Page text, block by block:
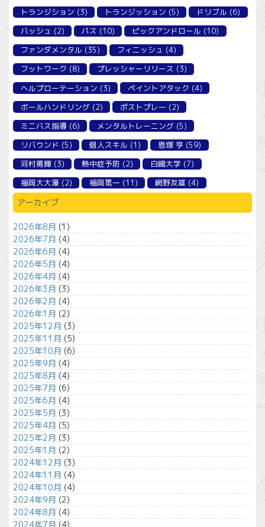
トランジション (3) トランジッション (5) ドリブル (6)
バッシュ (2) パス (10) ピックアンドロール (10)
ファンダメンタル (35) フィニッシュ (4)
フットワーク (8) プレッシャーリリース (3)
ヘルプローテーション (3) ペイントアタック (4)
ボールハンドリング (2) ポストプレー (2)
ミニバス指導 (6) メンタルトレーニング (5)
リバウンド (5) 個人スキル (1) 恩塚 亨 (59)
河村勇輝(3) 熱中症予防(2) 白鴎大学 (7)
福岡大大濠 (2) 福岡第一 (11) 網野友雄(4)
アーカイブ
2026年8月 (1)
2026年7月 (4)
2026年6月 (4)
2026年5月 (4)
2026年4月 (4)
2026年3月 (3)
2026年2月 (4)
2026年1月 (2)
2025年12月 (3)
2025年11月 (5)
2025年10月 (6)
2025年9月 (4)
2025年8月 (4)
2025年7月 (6)
2025年6月 (4)
2025年5月 (3)
2025年4月 (5)
2025年2月 (3)
2025年1月 (2)
2024年12月 (3)
2024年11月 (4)
2024年10月 (4)
2024年9月 (2)
2024年8月 (4)
2024年7月 (4)